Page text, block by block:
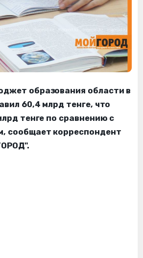
образования области в
60,4 млрд тенге, что
тенге по сравнению с
сообщает корреспондент